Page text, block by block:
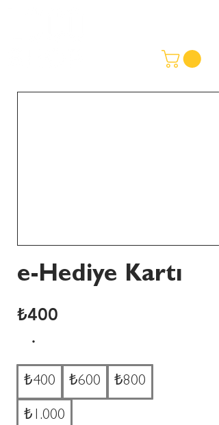
e-Hediye Kartı
₺400
₺400 ₺600 ₺800
₺1.000